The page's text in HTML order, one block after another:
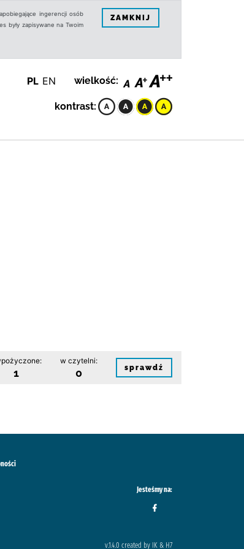
ingerencji osób
były zapisywane na Twoim
ZAMKNIJ
PL EN wielkość:
kontrast:
1
w czytelni:
0 sprawdź
Jesteśmy na:
v.1.4.0 created by IK & H7